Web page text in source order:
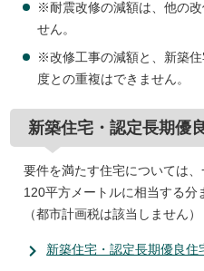
※耐震改修の減額は、他の
せん。
※改修工事の減額と、新築
度との重複はできません。
新築住宅・認定長期優
要件を満たす住宅については
120平方メートルに相当する分
（都市計画税は該当しません）
新築住宅・認定長期優良住